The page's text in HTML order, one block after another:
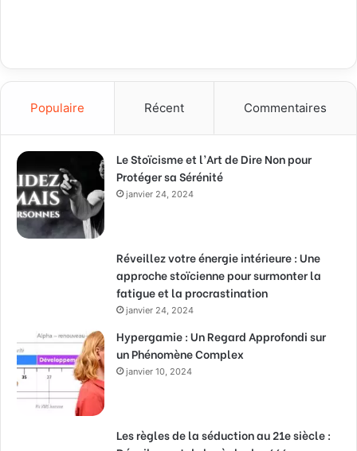
Populaire Récent Commentaires
Le Stoïcisme et l’Art de Dire Non pour
Protéger sa Sérénité
janvier 24, 2024
Réveillez votre énergie intérieure : Une
approche stoïcienne pour surmonter la
fatigue et la procrastination
janvier 24, 2024
Hypergamie : Un Regard Approfondi sur
un Phénomène Complex
janvier 10, 2024
Les règles de la séduction au 21e siècle :